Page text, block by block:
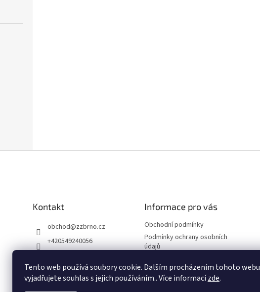
Tento web používá soubory cookie. Dalším procházením tohoto webu
vyjadřujete souhlas s jejich používáním.. Více informacízde.
Kontakt
obchod@zzbrno.cz
+420549240056
ejnaZdravyzivot
Informace pro vás
Obchodní podmínky
Podmínky ochrany osobních
údajů